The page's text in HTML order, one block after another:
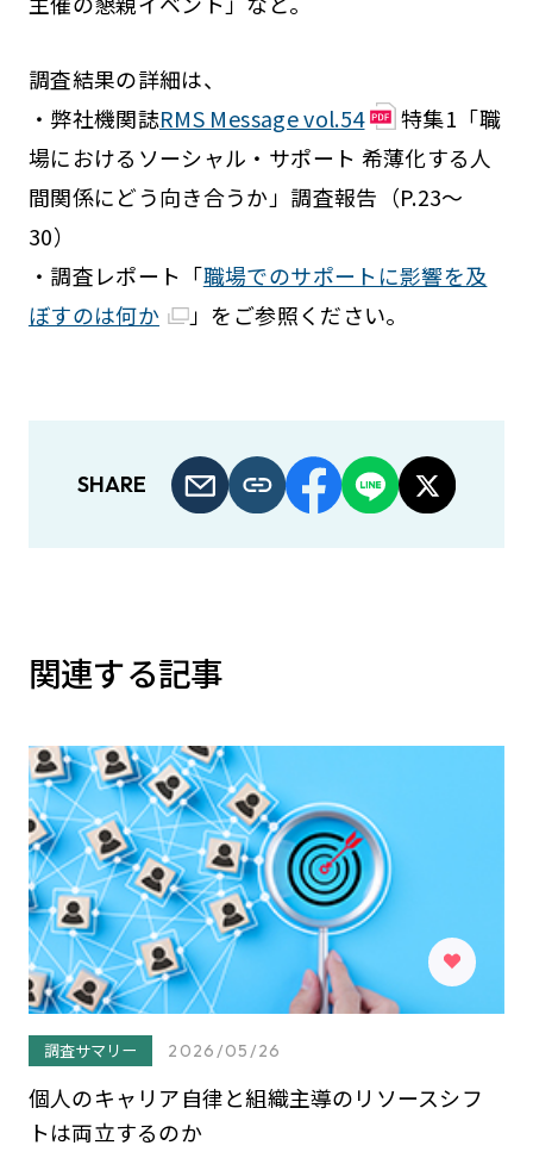
調査結果の詳細は、
・弊社機関誌RMS Message vol.54
特集1「職
場におけるソーシャル・サポート 希薄化する人
間関係にどう向き合うか」調査報告（P.23～
30）
・調査レポート「職場でのサポートに影響を及
ぼすのは何か
」をご参照ください。
SHARE
関連する記事
調査サマリー 2026/05/26
個人のキャリア自律と組織主導のリソースシフ
トは両立するのか